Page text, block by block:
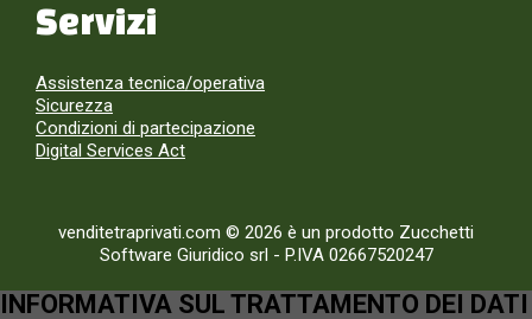
Servizi
Assistenza tecnica/operativa
Sicurezza
Condizioni di partecipazione
Digital Services Act
venditetraprivati.com © 2026 è un prodotto Zucchetti
Software Giuridico srl - P.IVA 02667520247
INFORMATIVA SUL TRATTAMENTO DEI DATI